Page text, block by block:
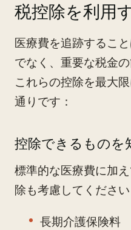
税控除を利用
医療費を追跡するこ
でなく、重要な税金
これらの控除を最大
通りです：
控除できるものを
標準的な医療費に加
除も考慮してください
長期介護保険料